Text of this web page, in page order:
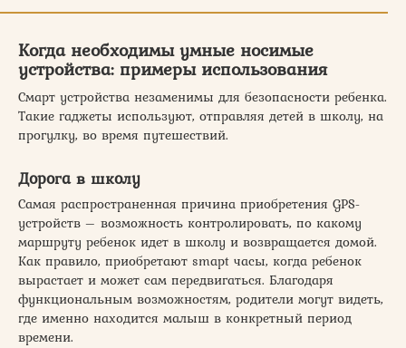
Когда необходимы умные носимые
устройства: примеры использования
Смарт устройства незаменимы для безопасности ребенка.
Такие гаджеты используют, отправляя детей в школу, на
прогулку, во время путешествий.
Дорога в школу
Самая распространенная причина приобретения GPS-
устройств – возможность контролировать, по какому
маршруту ребенок идет в школу и возвращается домой.
Как правило, приобретают smapt часы, когда ребенок
вырастает и может сам передвигаться. Благодаря
функциональным возможностям, родители могут видеть,
где именно находится малыш в конкретный период
времени.